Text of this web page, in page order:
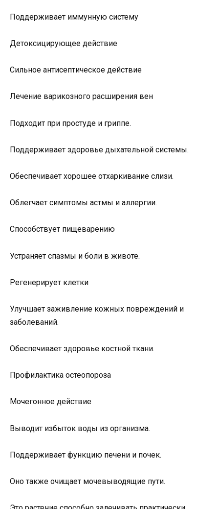
Поддерживает иммунную систему
Детоксицирующее действие
Сильное антисептическое действие
Лечение варикозного расширения вен
Подходит при простуде и гриппе.
Поддерживает здоровье дыхательной системы.
Обеспечивает хорошее отхаркивание слизи.
Облегчает симптомы астмы и аллергии.
Способствует пищеварению
Устраняет спазмы и боли в животе.
Регенерирует клетки
Улучшает заживление кожных повреждений и
заболеваний.
Обеспечивает здоровье костной ткани.
Профилактика остеопороза
Мочегонное действие
Выводит избыток воды из организма.
Поддерживает функцию печени и почек.
Оно также очищает мочевыводящие пути.